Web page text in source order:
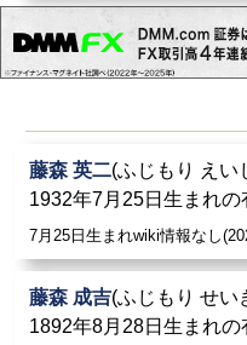
藤森 英二(ふじもり えい
1932年7月25日生まれ
7月25日生まれwiki情報なし
藤森 成吉(ふじもり せい
1892年8月28日生まれ